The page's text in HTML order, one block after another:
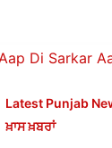
Latest Punjab
ਖ਼ਾਸ ਖ਼ਬਰਾਂ